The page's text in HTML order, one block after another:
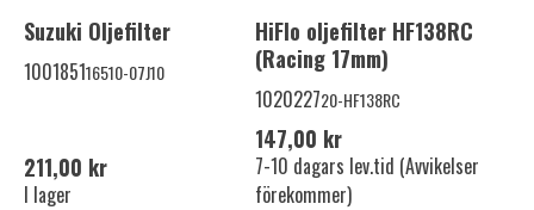
Suzuki Oljefilter
100185116510-07J10
211,00 kr
I lager
HiFlo oljefilter HF138RC
(Racing 17mm)
102022720-HF138RC
147,00 kr
7-10 dagars lev.tid (Avvikelser
förekommer)